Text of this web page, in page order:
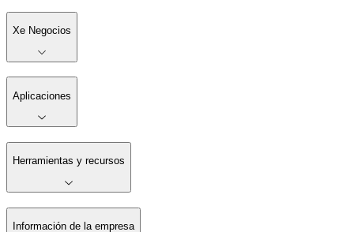
Xe Negocios
Aplicaciones
Herramientas y recursos
Información de la empresa